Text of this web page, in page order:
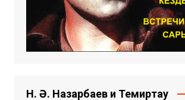
Н. Ә. Назарбаев и Темиртау